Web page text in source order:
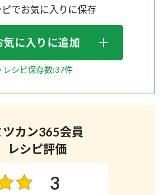
でお気に入りに保存
気に入りに追加
レシピ保存数:37件
ツカン365会員
レシピ評価
3